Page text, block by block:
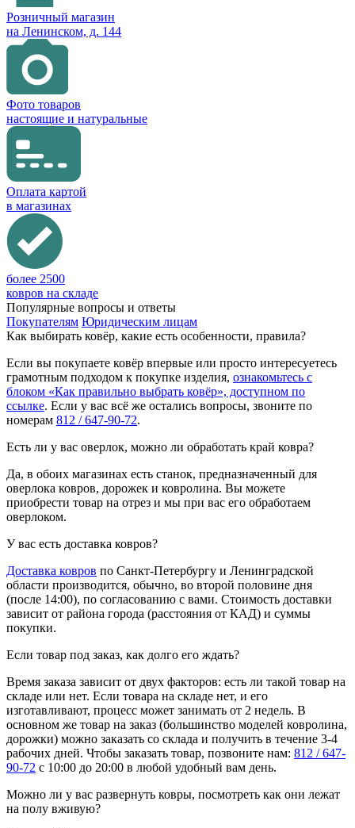
Розничный магазин
на Ленинском, д. 144
Фото товаров
настоящие и натуральные
Оплата картой
в магазинах
более 2500
ковров на складе
Популярные вопросы и ответы
Покупателям Юридическим лицам
Как выбирать ковёр, какие есть особенности, правила?
Если вы покупаете ковёр впервые или просто интересуетесь
грамотным подходом к покупке изделия, ознакомьтесь с
блоком «Как правильно выбрать ковёр», доступном по
ссылке. Если у вас всё же остались вопросы, звоните по
номерам 812 / 647-90-72.
Есть ли у вас оверлок, можно ли обработать край ковра?
Да, в обоих магазинах есть станок, предназначенный для
оверлока ковров, дорожек и ковролина. Вы можете
приобрести товар на отрез и мы при вас его обработаем
оверлоком.
У вас есть доставка ковров?
Доставка ковров по Санкт-Петербургу и Ленинградской
области производится, обычно, во второй половине дня
(после 14:00), по согласованию с вами. Стоимость доставки
зависит от района города (расстояния от КАД) и суммы
покупки.
Если товар под заказ, как долго его ждать?
Время заказа зависит от двух факторов: есть ли такой товар на
складе или нет. Если товара на складе нет, и его
изготавливают, процесс может занимать от 2 недель. В
основном же товар на заказ (большинство моделей ковролина,
дорожки) можно заказать со склада и получить в течение 3-4
рабочих дней. Чтобы заказать товар, позвоните нам: 812 / 647-
90-72 с 10:00 до 20:00 в любой удобный вам день.
Можно ли у вас развернуть ковры, посмотреть как они лежат
на полу вживую?